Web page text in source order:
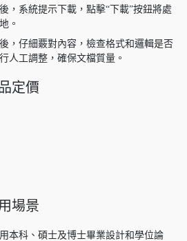
，系統提示下載，點擊“下載”按鈕將處
。
，仔細覈對內容，檢查格式和邏輯是否
人工調整，確保文檔質量。
定價
場景
用本科、碩士及博士畢業設計和學位論